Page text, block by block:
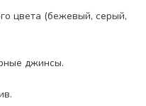
цвета (бежевый, серый,
джинсы.